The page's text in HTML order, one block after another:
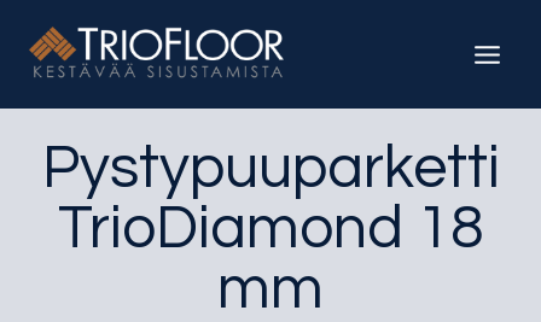
sisältöön
Pystypuuparketti
TrioDiamond 18
mm